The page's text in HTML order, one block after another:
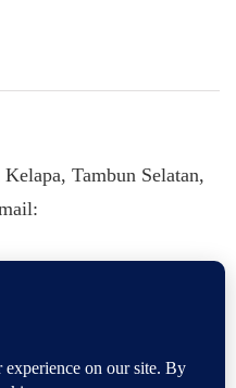
Tambun Selatan,